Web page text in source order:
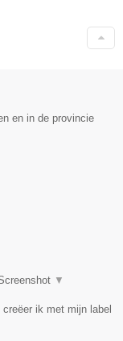
en in de provincie
▼
ik met mijn label